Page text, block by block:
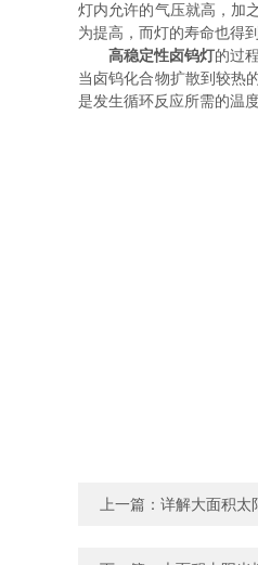
灯内允许的气压就高，加
为提高，而灯的寿命也得
高稳定性卤钨灯的过
当卤钨化合物扩散到较热
是发生循环反应所需的温
上一篇： 详解大面积太